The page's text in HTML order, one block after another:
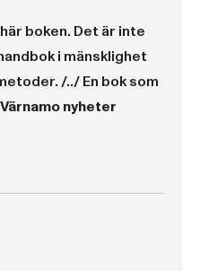
boken. Det är inte
i mänsklighet
/../ En bok som
Värnamo nyheter